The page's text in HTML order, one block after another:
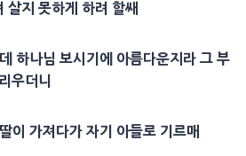
살지 못하게 하려 할쌔
하나님 보시기에 아름다운지라 그 부
우더니
딸이 가져다가 자기 아들로 기르매